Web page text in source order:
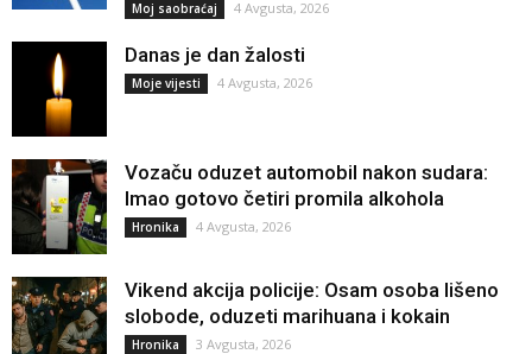
Moj saobraćaj 4 Avgusta, 2026
Danas je dan žalosti
Moje vijesti 4 Avgusta, 2026
Vozaču oduzet automobil nakon sudara:
Imao gotovo četiri promila alkohola
Hronika 4 Avgusta, 2026
Vikend akcija policije: Osam osoba lišeno
slobode, oduzeti marihuana i kokain
Hronika 3 Avgusta, 2026